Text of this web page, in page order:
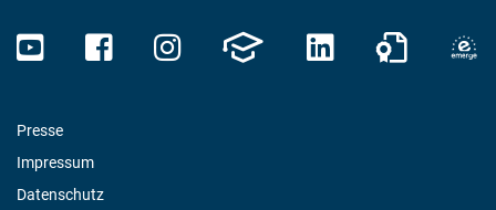
Presse
Impressum
Datenschutz